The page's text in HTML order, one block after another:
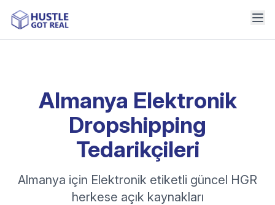
Almanya Elektronik
Dropshipping
Tedarikçileri
Almanya için Elektronik etiketli güncel HGR
herkese açık kaynakları